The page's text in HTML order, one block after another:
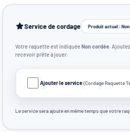
Service de cordage Produit actuel :
Votre raquette est indiquée Non cordée.
recevoir prête à jouer.
Ajouter le service(Cordage Raquette
Le service sera ajouté en même temps que votre